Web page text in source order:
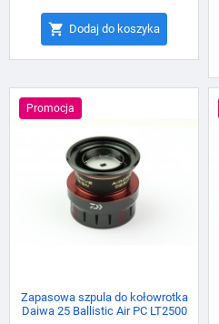
 Dodaj do koszyka
Promocja
Zapasowa szpula do kołowrotka
Daiwa 25 Ballistic Air PC LT2500